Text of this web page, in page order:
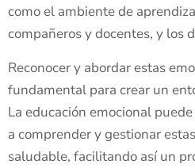
como el ambiente de
compañeros y docentes, y los
Reconocer y abordar estas
fundamental para crear un
La educación emocional
a comprender y gestionar
saludable, facilitando así un